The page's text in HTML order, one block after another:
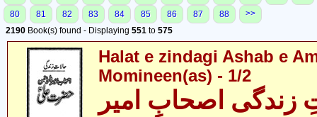
80
81 82 83 84 85 86 87 88
>>
2190 Book(s) found - Displaying 551 to 575
Halat e zindagi Ashab e
Momineen(as) - 1/2
زندگی اصحابِ امیر